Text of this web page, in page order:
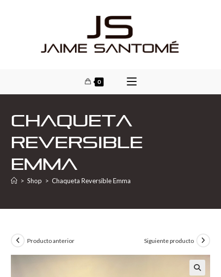
0
Chaqueta
Reversible
Emma
> Shop > Chaqueta Reversible Emma
Producto anterior Siguiente producto